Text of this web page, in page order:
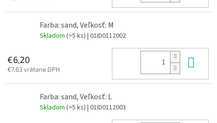
Farba: sand, Veľkosť: M
Skladom (>5 ks) | 01ID0112002
€6,20
€7,63 vrátane DPH
Farba: sand, Veľkosť: L
Skladom (>5 ks) | 01ID0112003